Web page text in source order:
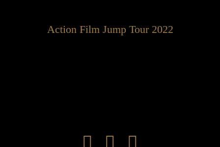
Action Film Jump Tour 2022